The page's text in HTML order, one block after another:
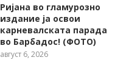
Ријана во гламурозно
издание ја освои
карневалската парада
во Барбадос! (ФОТО)
август 6, 2026